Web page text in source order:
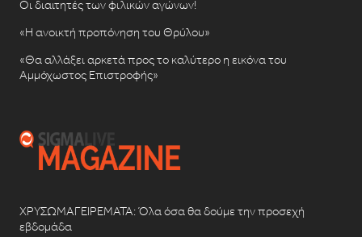
Οι διαιτητές των φιλικών αγώνων!
«Η ανοικτή προπόνηση του Θρύλου»
«Θα αλλάξει αρκετά προς το καλύτερο η εικόνα του
Αμμόχωστος Επιστροφής»
ΧΡΥΣΩΜΑΓΕΙΡΕΜΑΤΑ: Όλα όσα θα δούμε την προσεχή
εβδομάδα